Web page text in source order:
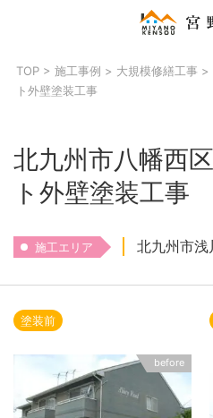
TOP> 施工事例 > 大規模修繕工事 >
ト外壁塗装工事
北九州市八幡西
ト外壁塗装工事
施工エリア 北九州市浅
塗装前
before